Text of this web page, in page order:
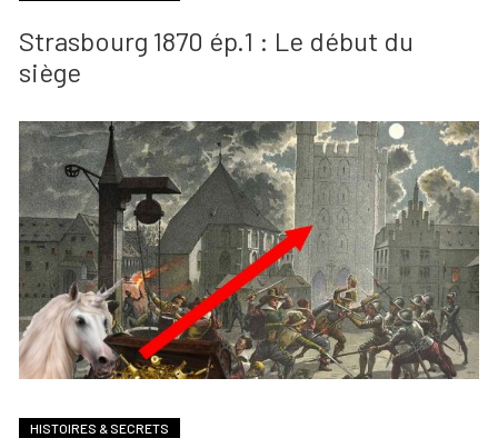
Strasbourg 1870 ép.1 : Le début du
siège
HISTOIRES & SECRETS